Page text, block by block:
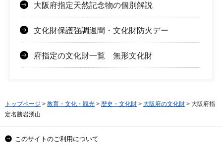
大阪府指定天然記念物の個別解説
文化財保護強調週間・文化財防火デー
府指定の文化財一覧 無形文化財
トップページ > 教育・文化・観光 > 歴史・文化財 > 大阪府の文化財 > 大阪府指
定名勝岩湧山
このサイトのご利用について